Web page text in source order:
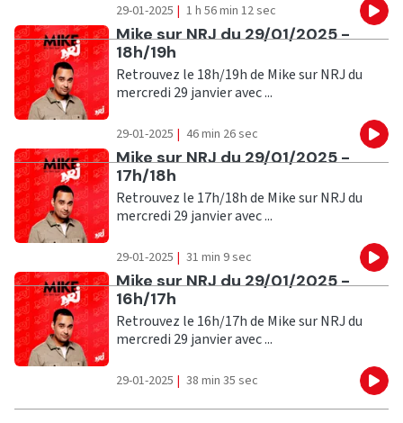
29-01-2025 | 1 h 56 min 12 sec
Ecouter
Mike sur NRJ du 29/01/2025 -
18h/19h
Retrouvez le 18h/19h de Mike sur NRJ du
mercredi 29 janvier avec ...
29-01-2025 | 46 min 26 sec
Ecouter
Mike sur NRJ du 29/01/2025 -
17h/18h
Retrouvez le 17h/18h de Mike sur NRJ du
mercredi 29 janvier avec ...
29-01-2025 | 31 min 9 sec
Ecouter
Mike sur NRJ du 29/01/2025 -
16h/17h
Retrouvez le 16h/17h de Mike sur NRJ du
mercredi 29 janvier avec ...
29-01-2025 | 38 min 35 sec